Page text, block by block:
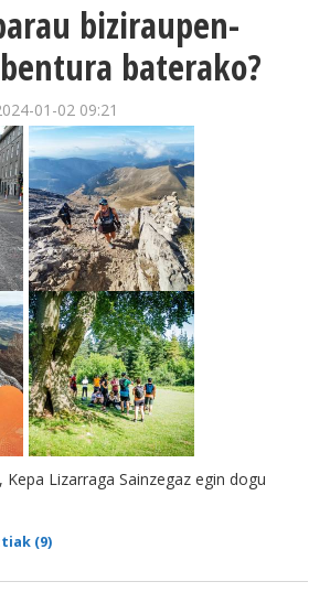
biziraupen-
baterako?
01-02 09:21
Lizarraga Sainzegaz egin dogu
(9)